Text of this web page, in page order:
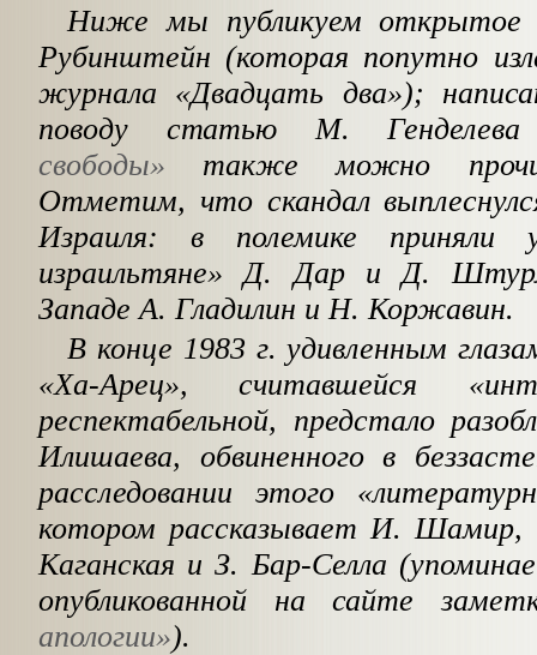
Ниже мы публикуем открытое
Рубинштейн (которая попутно
журнала «Двадцать два»);
поводу статью М.
свободы» также можно
Отметим, что скандал
Израиля: в полемике приняли
израильтяне» Д. Дар и Д.
Западе А. Гладилин и Н. Коржавин.
В конце 1983 г. удивленным
«Ха-Арец», считавшейся
респектабельной, предстало
Илишаева, обвиненного в
расследовании этого
котором рассказывает И. Шамир,
Каганская и З. Бар-Селла
опубликованной на сайте
апологии»).